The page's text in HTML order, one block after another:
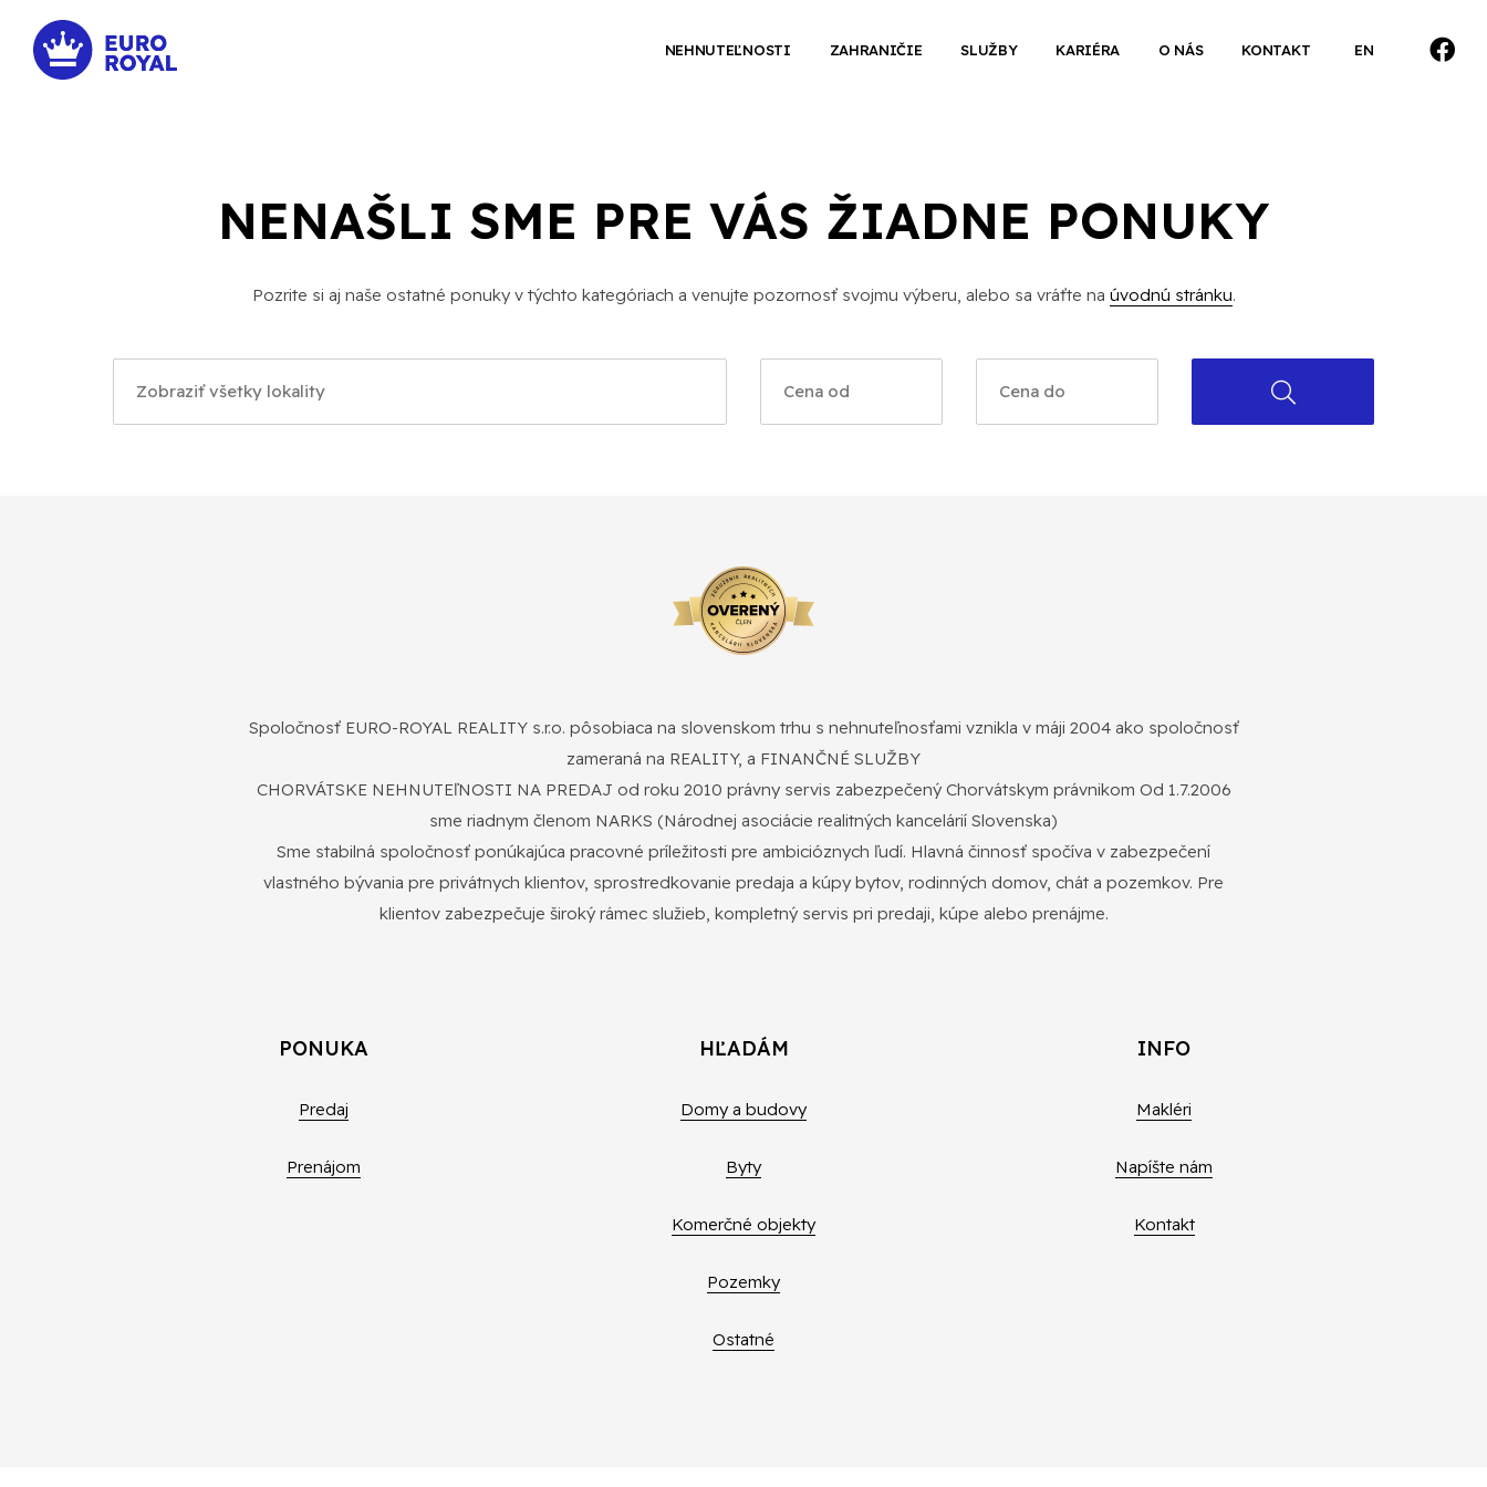
EN
NEHNUTEĽNOSTI ZAHRANIČIE SLUŽBY KARIÉRA O NÁS KONTAKT
NENAŠLI SME PRE VÁS ŽIADNE PONUKY
Pozrite si aj naše ostatné ponuky v týchto kategóriach a venujte pozornosť svojmu výberu, alebo sa vráťte na úvodnú stránku.
Spoločnosť EURO-ROYAL REALITY s.r.o. pôsobiaca na slovenskom trhu s nehnuteľnosťami vznikla v máji 2004 ako spoločnosť
zameraná na REALITY, a FINANČNÉ SLUŽBY
CHORVÁTSKE NEHNUTEľNOSTI NA PREDAJ od roku 2010 právny servis zabezpečený Chorvátskym právnikom Od 1.7.2006
sme riadnym členom NARKS (Národnej asociácie realitných kancelárií Slovenska)
Sme stabilná spoločnosť ponúkajúca pracovné príležitosti pre ambicióznych ľudí. Hlavná činnosť spočíva v zabezpečení
vlastného bývania pre privátnych klientov, sprostredkovanie predaja a kúpy bytov, rodinných domov, chát a pozemkov. Pre
klientov zabezpečuje široký rámec služieb, kompletný servis pri predaji, kúpe alebo prenájme.
PONUKA
Predaj
Prenájom
HĽADÁM
Domy a budovy
Byty
Komerčné objekty
Pozemky
Ostatné
INFO
Makléri
Napíšte nám
Kontakt